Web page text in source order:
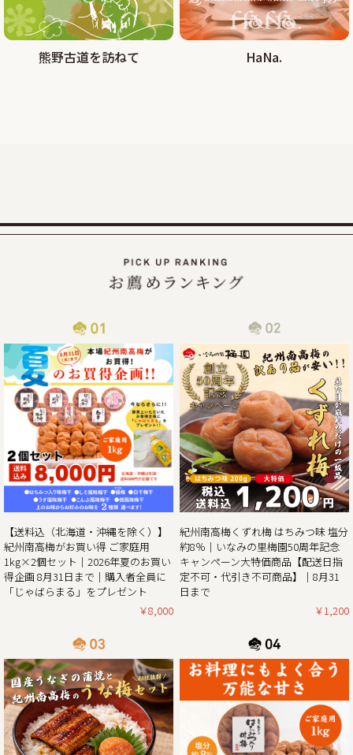
2025/08/29
大好評!!夏の紀州南高梅お買い得企画を9月30日まで延長しま
津波の影響で、物流がストップしてしまい、納期通りに商品
をお届けすることが現状困難となってしまっております。
2025/06/14
梅の大凶作にも負けず紀州南高梅の「夏のお買い得企画」開
催!!
この度、ご家庭用梅干1kg×2個セットが大変お得にお買い求
めいただける夏のお買い得企画を8月31日（日）まで開催さ
せていただきます。また、期間中当企画の商品をご購入いた
だいたお客様全員に和歌山県北山村が原産のじゃばらを使っ
たジュース「じゃばらまる」もプレゼント！
の4月に降った雹（ひょう）被害により、2年連続の梅の大凶
作となり梅の収量は例年の半分〜3割の見込みとなりまし
た。そんな中でも天災にも負けず強く育った梅を皆さまの元
へお届けしたい、そんな想いから夏のお買い得企画を開催さ
2025/05/13
生クリームぱんだ感謝還元セール!!｜生クリームぱんだ21個
セットを大特価販売中!!
皆さまに親しまれた和歌山のジャイアントパンダが6月で中
国に返還となります。
「今までありがとう」の感謝を気持ちを込めて、生クリーム
ぱんだ感謝還元セールを開催させていただきます。
熊野古道を訪ねて HaNa.
【送料込（北海道・沖縄を除く）】
紀州南高梅がお買い得 ご家庭用
1kg×2個セット｜2026年夏のお買い
得企画 8月31日まで｜購入者全員に
「じゃばらまる」をプレゼント
￥8,000
紀州南高梅くずれ梅 はちみつ味 塩分
約8％｜いなみの里梅園50周年記念
キャンペーン大特価商品【配送日指
定不可・代引き不可商品】｜8月31
日まで
￥1,200